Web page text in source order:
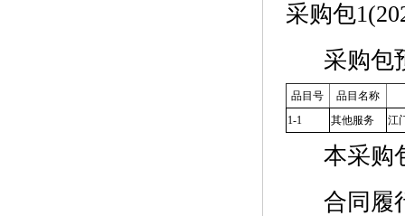
采购包
采购包
品目号
品目名称
1-1
其他服务 江
本采购
合同履